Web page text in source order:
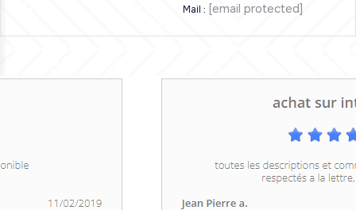
Mail : [email protected]